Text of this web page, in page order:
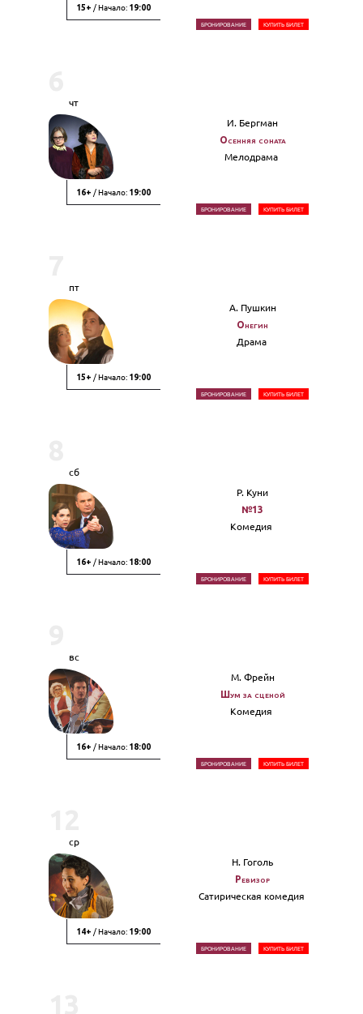
15+ / Начало: 19:00
БРОНИРОВАНИЕ КУПИТЬ БИЛЕТ
чт
16+ / Начало: 19:00
И. Бергман
Осенняя соната
Мелодрама
БРОНИРОВАНИЕ КУПИТЬ БИЛЕТ
пт
15+ / Начало: 19:00
А. Пушкин
Онегин
Драма
БРОНИРОВАНИЕ КУПИТЬ БИЛЕТ
сб
16+ / Начало: 18:00
Р. Куни
№13
Комедия
БРОНИРОВАНИЕ КУПИТЬ БИЛЕТ
вс
16+ / Начало: 18:00
М. Фрейн
Шум за сценой
Комедия
БРОНИРОВАНИЕ КУПИТЬ БИЛЕТ
ср
14+ / Начало: 19:00
Н. Гоголь
Ревизор
Сатирическая комедия
БРОНИРОВАНИЕ КУПИТЬ БИЛЕТ